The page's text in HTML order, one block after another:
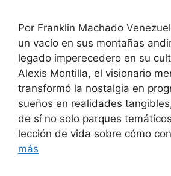
Por Franklin Machado
un vacío en sus montañas
legado imperecedero en su
Alexis Montilla, el visionario
transformó la nostalgia en
sueños en realidades
de sí no solo parques
lección de vida sobre cómo
más